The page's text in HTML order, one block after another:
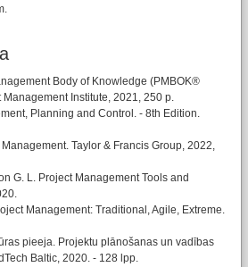
Body of Knowledge (PMBOK®
Institute, 2021, 250 p.
Planning and Control. - 8th Edition.
Taylor & Francis Group, 2022,
G. L. Project Management Tools and
Management: Traditional, Agile, Extreme.
pieeja. Projektu plānošanas un vadības
Baltic, 2020. - 128 lpp.